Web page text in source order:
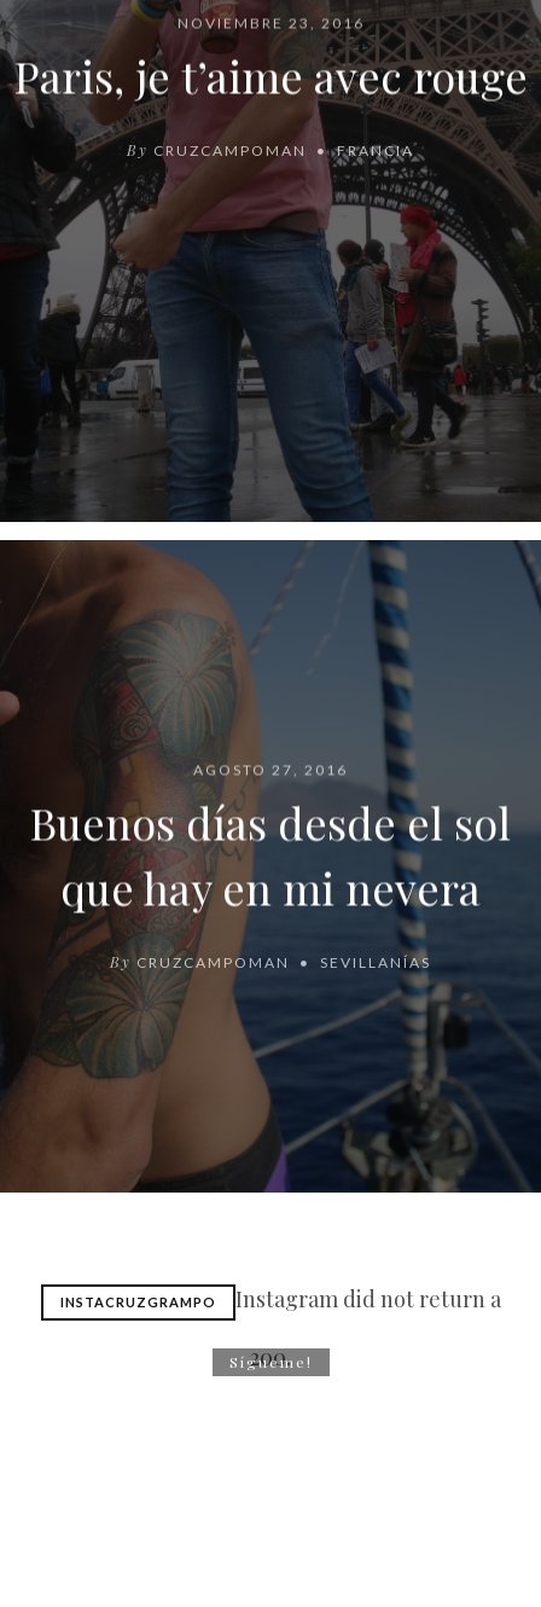
NOVIEMBRE 23, 2016
Paris, je t’aime avec rouge
By CRUZCAMPOMAN FRANCIA
AGOSTO 27, 2016
Buenos días desde el sol
que hay en mi nevera
By CRUZCAMPOMAN SEVILLANÍAS
INSTACRUZGRAMPO
Instagram did not return a
200.
Sígueme!